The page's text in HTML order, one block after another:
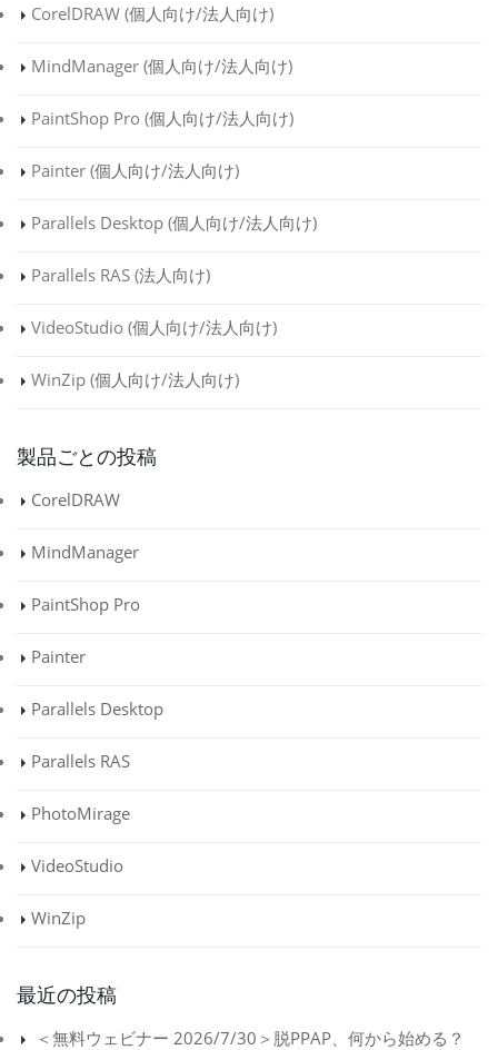
CorelDRAW (個人向け/法人向け)
MindManager (個人向け/法人向け)
PaintShop Pro (個人向け/法人向け)
Painter (個人向け/法人向け)
Parallels Desktop (個人向け/法人向け)
Parallels RAS (法人向け)
VideoStudio (個人向け/法人向け)
WinZip (個人向け/法人向け)
製品ごとの投稿
CorelDRAW
MindManager
PaintShop Pro
Painter
Parallels Desktop
Parallels RAS
PhotoMirage
VideoStudio
WinZip
最近の投稿
＜無料ウェビナー 2026/7/30＞脱PPAP、何から始める？